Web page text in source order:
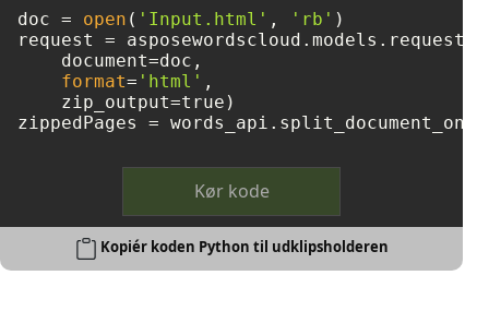
doc = open ( 'Input.html' , 'rb' )
request =
    document=doc,
format= 'html' ,
    zip_output=true)
zippedPages =
Kør kode
Kopiér koden Python til udklipsholderen